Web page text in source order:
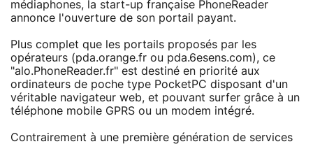
médiaphones, la start-up française PhoneReader
annonce l'ouverture de son portail payant.
Plus complet que les portails proposés par les
opérateurs (pda.orange.fr ou pda.6esens.com), ce
"alo.PhoneReader.fr" est destiné en priorité aux
ordinateurs de poche type PocketPC disposant d'un
véritable navigateur web, et pouvant surfer grâce à un
téléphone mobile GPRS ou un modem intégré.
Contrairement à une première génération de services